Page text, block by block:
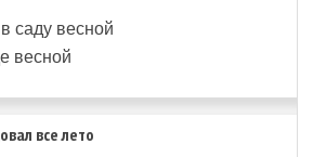
саду весной
весной
все лето